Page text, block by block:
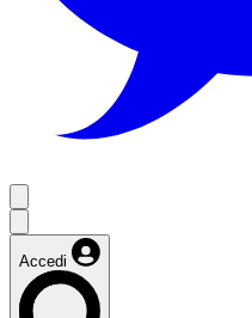
Accedi